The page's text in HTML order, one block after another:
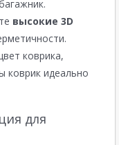
высокие 3D
коврика,
коврик идеально
для